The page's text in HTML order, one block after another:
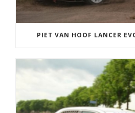
PIET VAN HOOF LANCER